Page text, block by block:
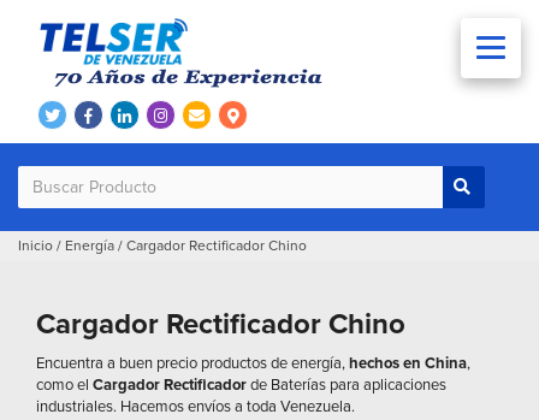
Inicio / Energía / Cargador Rectificador Chino
Cargador Rectificador Chino
Encuentra a buen precio productos de energía,hechos en China,
como el Cargador Rectificadorde Baterías para aplicaciones
industriales. Hacemos envíos a toda Venezuela.